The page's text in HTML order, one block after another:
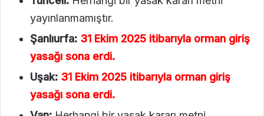
yayınlanmamıştır.
Şanlıurfa: 31 Ekim 2025 itibarıyla orman giriş
yasağı sona erdi.
Uşak: 31 Ekim 2025 itibarıyla orman giriş
yasağı sona erdi.